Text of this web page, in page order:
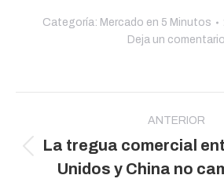
Categoría: Mercado en 5 Minutos
Deja un comentario
publicaciones
ANTERIOR
anterior:
La tregua comercial
Unidos y China no